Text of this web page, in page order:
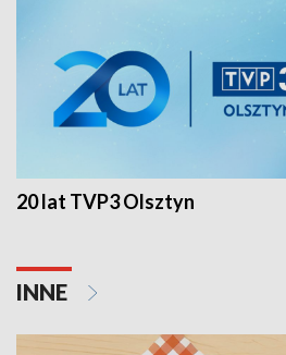
20 lat TVP3 Olsztyn
INNE